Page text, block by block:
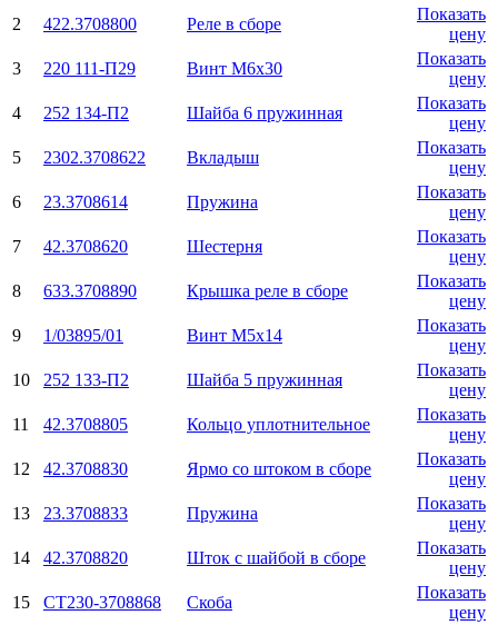
2
422.3708800 Реле в сборе
Показать
цену
3
220 111-П29 Винт М6х30
Показать
цену
4
252 134-П2 Шайба 6 пружинная
Показать
цену
5
2302.3708622 Вкладыш
Показать
цену
6
23.3708614 Пружина
Показать
цену
7
42.3708620 Шестерня
Показать
цену
8
633.3708890 Крышка реле в сборе
Показать
цену
9
1/03895/01 Винт М5х14
Показать
цену
10
252 133-П2 Шайба 5 пружинная
Показать
цену
11
42.3708805 Кольцо уплотнительное
Показать
цену
12
42.3708830 Ярмо со штоком в сборе
Показать
цену
13
23.3708833 Пружина
Показать
цену
14
42.3708820 Шток с шайбой в сборе
Показать
цену
15
СТ230-3708868 Скоба
Показать
цену